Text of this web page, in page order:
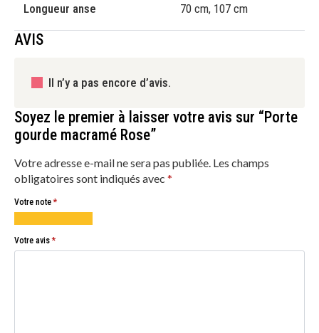
Longueur anse 70 cm, 107 cm
AVIS
Il n’y a pas encore d’avis.
Soyez le premier à laisser votre avis sur “Porte
gourde macramé Rose”
Votre adresse e-mail ne sera pas publiée. Les champs
obligatoires sont indiqués avec *
Votre note*
sur
5
sur
5
sur
5
5
5
Votre avis*